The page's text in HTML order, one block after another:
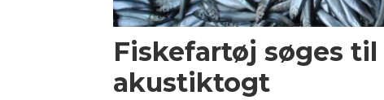
Fiskefartøj søges
akustiktogt